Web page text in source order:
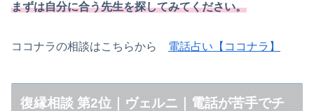
まずは自分に合う先生を探してみてください。
ココナラの相談はこちらから 電話占い【ココナラ】
復縁相談 第2位｜ヴェルニ｜電話が苦手でチ